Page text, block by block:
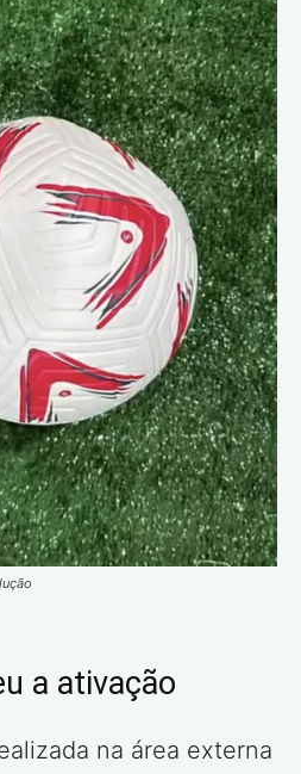
a ativação
na área externa